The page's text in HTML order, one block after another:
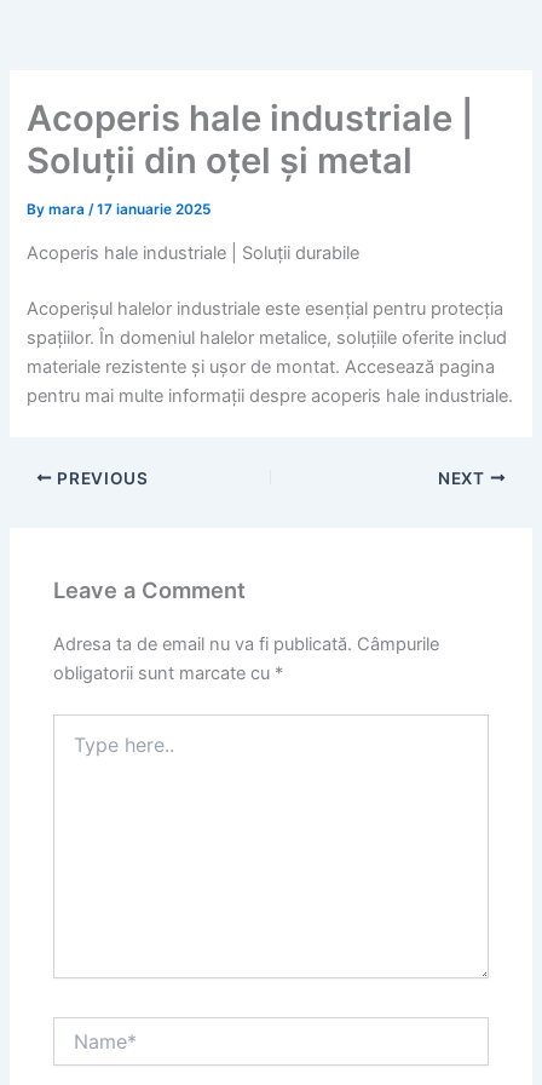
Acoperis hale industriale |
Soluții din oțel și metal
Bymara/17 ianuarie 2025
Acoperis hale industriale | Soluții durabile
Acoperișul halelor industriale este esențial pentru protecția
spațiilor. În domeniul halelor metalice, soluțiile oferite includ
materiale rezistente și ușor de montat. Accesează pagina
pentru mai multe informații despre acoperis hale industriale.
PREVIOUS NEXT
Leave a Comment
Adresa ta de email nu va fi publicată. Câmpurile
obligatorii sunt marcate cu *
here..